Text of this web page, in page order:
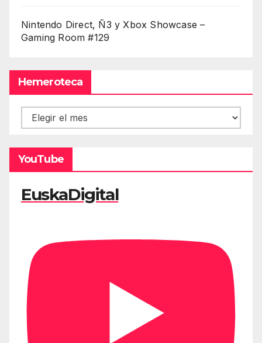
Nintendo Direct, Ñ3 y Xbox Showcase –
Gaming Room #129
Hemeroteca
Hemeroteca
YouTube
EuskaDigital